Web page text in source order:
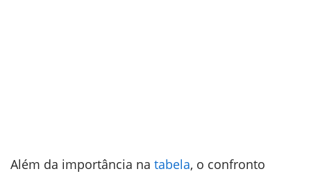
Além da importância na tabela, o confronto